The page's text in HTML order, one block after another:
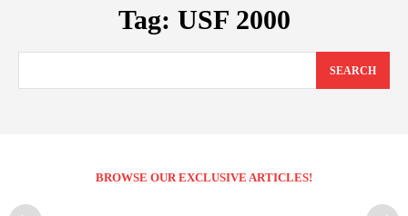
Tag: USF 2000
SEARCH
BROWSE OUR EXCLUSIVE ARTICLES!